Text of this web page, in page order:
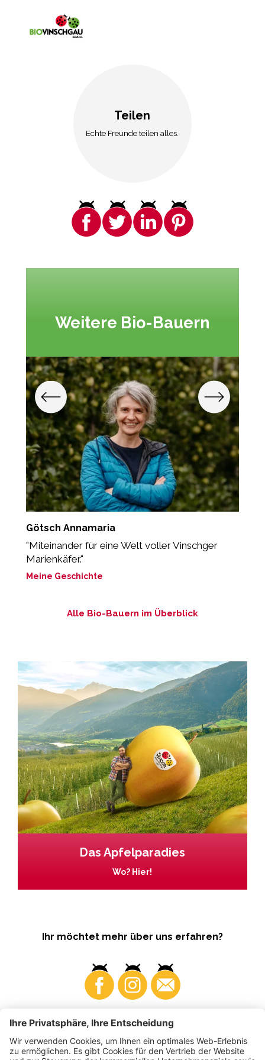
Teilen
Echte Freunde teilen alles.
Weitere Bio-Bauern
Götsch Annamaria
"Miteinander für eine Welt voller Vinschger
Marienkäfer."
Meine Geschichte
Alle Bio-Bauern im Überblick
Das Apfelparadies
Wo? Hier!
Ihr möchtet mehr über uns erfahren?
Business Produzenten